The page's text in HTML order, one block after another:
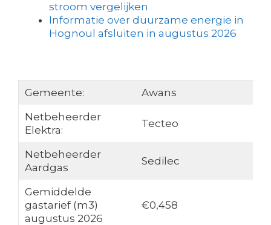
stroom vergelijken
Informatie over duurzame energie in
Hognoul afsluiten in augustus 2026
Gemeente:
Awans
Netbeheerder
Elektra:
Tecteo
Netbeheerder
Aardgas
Sedilec
Gemiddelde
gastarief (m3)
augustus 2026
€0,458